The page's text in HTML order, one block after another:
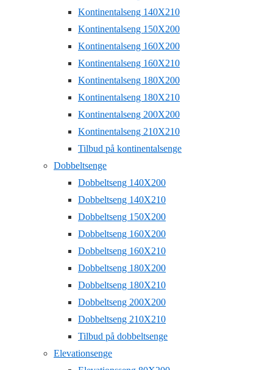
Kontinentalseng 140X210
Kontinentalseng 150X200
Kontinentalseng 160X200
Kontinentalseng 160X210
Kontinentalseng 180X200
Kontinentalseng 180X210
Kontinentalseng 200X200
Kontinentalseng 210X210
Tilbud på kontinentalsenge
Dobbeltsenge
Dobbeltseng 140X200
Dobbeltseng 140X210
Dobbeltseng 150X200
Dobbeltseng 160X200
Dobbeltseng 160X210
Dobbeltseng 180X200
Dobbeltseng 180X210
Dobbeltseng 200X200
Dobbeltseng 210X210
Tilbud på dobbeltsenge
Elevationsenge